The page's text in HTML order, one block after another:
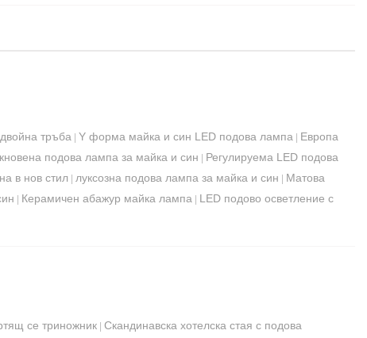
тръба | Y форма майка и син LED подова лампа | Европа
подова лампа за майка и син | Регулируема LED подова
в нов стил | луксозна подова лампа за майка и син | Матова
| Керамичен абажур майка лампа | LED подово осветление с
се триножник | Скандинавска хотелска стая с подова